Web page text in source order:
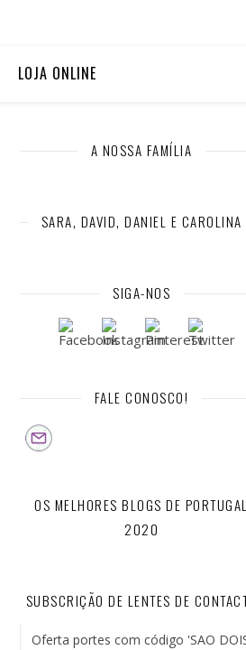
LOJA ONLINE
A NOSSA FAMÍLIA
SARA, DAVID, DANIEL E CAROLINA
SIGA-NOS
FALE CONOSCO!
OS MELHORES BLOGS DE PORTUGAL
2020
SUBSCRIÇÃO DE LENTES DE
Oferta portes com código 'SAO